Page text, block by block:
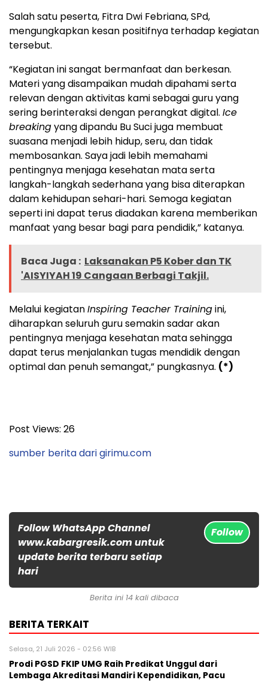
Salah satu peserta, Fitra Dwi Febriana, SPd,
mengungkapkan kesan positifnya terhadap kegiatan
tersebut.
“Kegiatan ini sangat bermanfaat dan berkesan.
Materi yang disampaikan mudah dipahami serta
relevan dengan aktivitas kami sebagai guru yang
sering berinteraksi dengan perangkat digital. Ice
breakingyang dipandu Bu Suci juga membuat
suasana menjadi lebih hidup, seru, dan tidak
membosankan. Saya jadi lebih memahami
pentingnya menjaga kesehatan mata serta
langkah-langkah sederhana yang bisa diterapkan
dalam kehidupan sehari-hari. Semoga kegiatan
seperti ini dapat terus diadakan karena memberikan
manfaat yang besar bagi para pendidik,” katanya.
Baca Juga : Laksanakan P5 Kober dan TK
'AISYIYAH 19 Cangaan Berbagi Takjil.
Melalui kegiatanInspiring Teacher Trainingini,
diharapkan seluruh guru semakin sadar akan
pentingnya menjaga kesehatan mata sehingga
dapat terus menjalankan tugas mendidik dengan
optimal dan penuh semangat,” pungkasnya. (*)
Post Views: 26
sumber berita dari girimu.com
Follow WhatsApp Channel
www.kabargresik.com untuk
update berita terbaru setiap
hari
Follow
Berita ini 14 kali dibaca
BERITA TERKAIT
Selasa, 21 Juli 2026 - 02:56 WIB
Prodi PGSD FKIP UMG Raih Predikat Unggul dari
Lembaga Akreditasi Mandiri Kependidikan, Pacu